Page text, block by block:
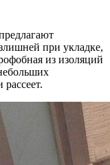
при укладке,
из изоляций
рассеет.